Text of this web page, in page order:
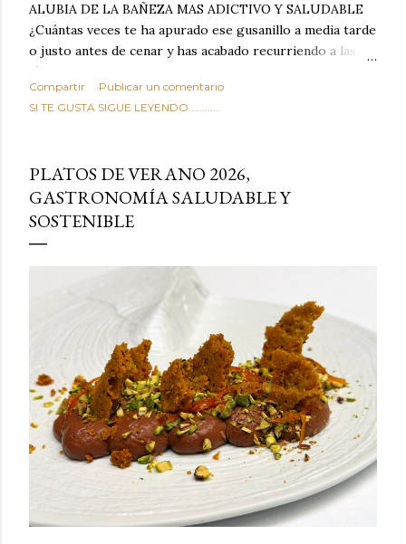
ALUBIA DE LA BAÑEZA MAS ADICTIVO Y SALUDABLE
¿Cuántas veces te ha apurado ese gusanillo a media tarde
o justo antes de cenar y has acabado recurriendo a las
típicas patatas de bolsa, frutos secos fritos o snacks
ultraprocesados llenos de grasas saturadas y sodio?
Todos hemos estado ahí. Sin embargo, cuidarse no tiene
satisface. Estas alubias crujientes al horno van a cambiar
por completo tu forma de ver las legumbres. Olvídate de
asociar las alubias únicamente a los guisos tradicionales y
humilde como la alubia de La Bañeza en un snack ligero,
dorado, cargado de proteína y 100% natural. Es el
sustituto perfecto a los frutos se...
Compartir
Publicar un comentario
SI TE GUSTA SIGUE LEYENDO............
PLATOS DE VERANO 2026,
GASTRONOMÍA SALUDABLE Y
SOSTENIBLE